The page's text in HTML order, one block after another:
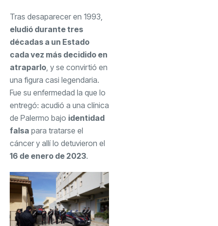
Tras desaparecer en 1993,
eludió durante tres
décadas a un Estado
cada vez más decidido en
atraparlo , y se convirtió en
una figura casi legendaria.
Fue su enfermedad la que lo
entregó: acudió a una clínica
de Palermo bajo identidad
falsa para tratarse el
cáncer y allí lo detuvieron el
16 de enero de 2023.